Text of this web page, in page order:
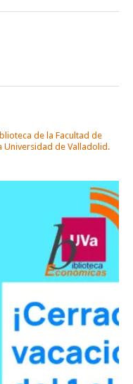
de la Facultad de
Universidad de Valladolid.